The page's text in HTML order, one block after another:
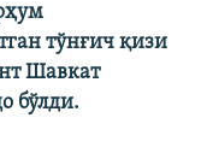
тўнғич қизи
Шавкат
бўлди.